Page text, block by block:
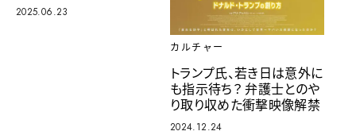
2025.06.23
カルチャー
トランプ氏、若き日は意外に
も指示待ち？ 弁護士とのや
り取り収めた衝撃映像解禁
2024.12.24